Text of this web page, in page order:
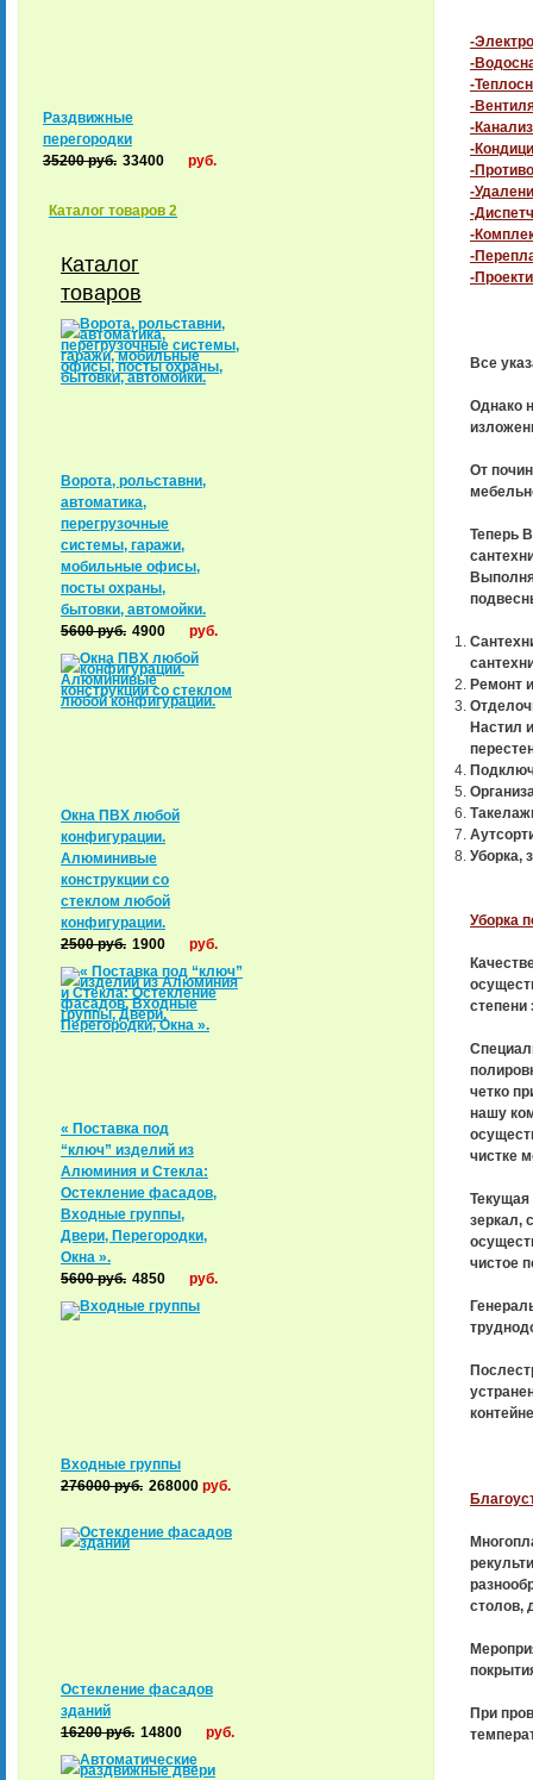
-
-
-
-
-
-
-
-
-
-
-
-
Все
Однако
От
Теперь
Ремонт
Настил
Уборка,
Уборка
степени
четко
нашу
чистке
Текущая
зеркал,
чистое
столов,
При
Раздвижные
перегородки
35200руб. 33400 руб.
Каталог товаров 2
Каталог
товаров
Ворота, рольставни,
автоматика,
перегрузочные
системы, гаражи,
мобильные офисы,
посты охраны,
бытовки, автомойки.
5600руб. 4900 руб.
Окна ПВХ любой
конфигурации.
Алюминивые
конструкции со
стеклом любой
конфигурации.
2500руб. 1900 руб.
« Поставка под
“ключ” изделий из
Алюминия и Стекла:
Остекление фасадов,
Входные группы,
Двери, Перегородки,
Окна ».
5600руб. 4850 руб.
Входные группы
276000руб. 268000 руб.
Остекление фасадов
зданий
16200руб. 14800 руб.